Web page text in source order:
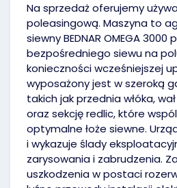
Na sprzedaż oferujemy
poleasingową. Maszyna to
siewny BEDNAR OMEGA
bezpośredniego siewu na
konieczności wcześniejszej
wyposażony jest w szeroką
takich jak przednia włóka,
oraz sekcję redlic, które
optymalne łoże siewne.
i wykazuje ślady
zarysowania i zabrudzenia.
uszkodzenia w postaci